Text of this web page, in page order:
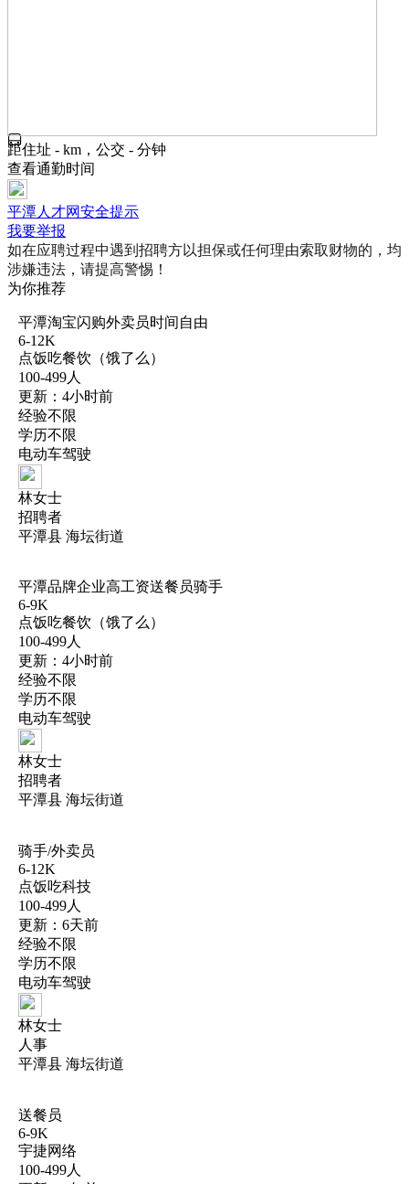
距住址 - km，公交 - 分钟
查看通勤时间
平潭人才网安全提示
我要举报
如在应聘过程中遇到招聘方以担保或任何理由索取财物的，均
涉嫌违法，请提高警惕！
为你推荐
平潭淘宝闪购外卖员时间自由
6-12K
点饭吃餐饮（饿了么）
100-499人
更新：4小时前
经验不限
学历不限
电动车驾驶
林女士
招聘者
平潭县 海坛街道
平潭品牌企业高工资送餐员骑手
6-9K
点饭吃餐饮（饿了么）
100-499人
更新：4小时前
经验不限
学历不限
电动车驾驶
林女士
招聘者
平潭县 海坛街道
骑手/外卖员
6-12K
点饭吃科技
100-499人
更新：6天前
经验不限
学历不限
电动车驾驶
林女士
人事
平潭县 海坛街道
送餐员
6-9K
宇捷网络
100-499人